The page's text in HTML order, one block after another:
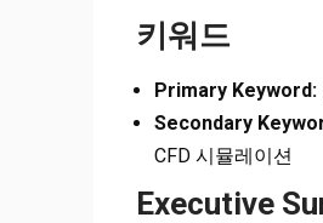
키워드
Primary Keyword:
Secondary
CFD 시뮬레이션
Executive